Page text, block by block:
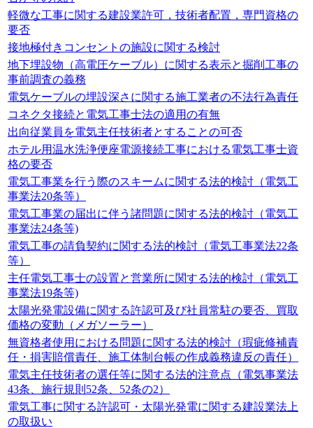
軽微な工事に関する建設業許可，技術者配置，専門資格の
要否
接地極付きコンセントの施設に関する検討
地下埋設物（高電圧ケーブル）に関する表示と掘削工事の
事前調査の義務
電気ケーブルの埋設深さに関する施工業者の不法行為責任
コネクタ接続と電気工事士法の適用の有無
出向従業員を電気主任技術者とすることの可否
ホテル用温水洗浄便座電源接続工事における電気工事士資
格の要否
電気工事業を行う際のスキームに関する法的検討（電気工
事業法20条等）
電気工事業の届出に伴う諸問題に関する法的検討（電気工
事業法24条等)
電気工事の請負契約に関する法的検討（電気工事業法22条
等）
主任電気工事士の設置と営業所に関する法的検討（電気工
事業法19条等)
太陽光発電設備に関する許認可及び社員常駐の要否、買取
価格の変動（メガソーラー）
無資格者使用における問題に関する法的検討（瑕疵修補責
任・損害賠償責任、施工体制台帳の作成義務違反の責任）
電気主任技術者の選任等に関する法的注意点（電気事業法
43条、施行規則52条、52条の2）
電気工事に関する許認可・太陽光発電に関する建設業法上
の取扱い